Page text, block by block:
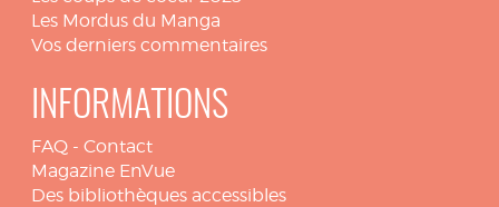
Les Mordus du Manga
Vos derniers commentaires
INFORMATIONS
FAQ - Contact
Magazine EnVue
Des bibliothèques accessibles